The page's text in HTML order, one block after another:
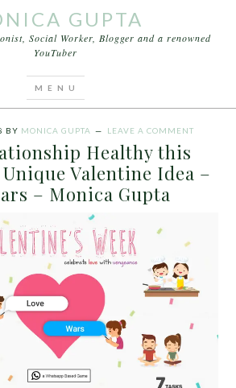
GUPTA
Social Worker, Blogger and a renowned
YouTuber
BY MONICA GUPTA LEAVE A COMMENT
Healthy this
Valentine Idea –
– Monica Gupta